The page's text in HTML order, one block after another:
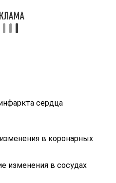
сердца
в коронарных
изменения в сосудах